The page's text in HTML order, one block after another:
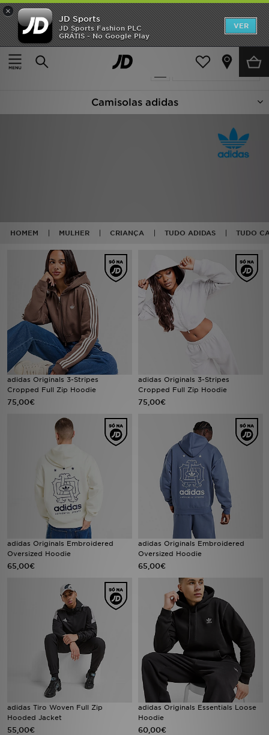
×
JD Sports
JD Sports Fashion PLC
GRÁTIS - No Google Play
VER
Página principal
Adidas Camisolas Com Capuz
Actualizar a pesquisa
26 produtos encontrados
Camisolas adidas
HOMEM MULHER CRIANÇA TUDO ADIDAS TUDO
adidas Originals 3-Stripes
Cropped Full Zip Hoodie
75,00€
adidas Originals 3-Stripes
Cropped Full Zip Hoodie
75,00€
adidas Originals Embroidered
Oversized Hoodie
65,00€
adidas Originals Embroidered
Oversized Hoodie
65,00€
adidas Tiro Woven Full Zip
Hooded Jacket
55,00€
adidas Originals Essentials Loose
Hoodie
60,00€
INÍCIO
Promoções
VER MARCAS
LOCALIZADOR DE LOJAS
MENSAGENS
MY JD
BLOG
SUBSCREVE
ESTADO DO TEU PEDIDO
ATENÇÃO AO CLIENTE
FAZ DOWNLOAD DA APP
TRABALHA CONNOSCO
FAQs